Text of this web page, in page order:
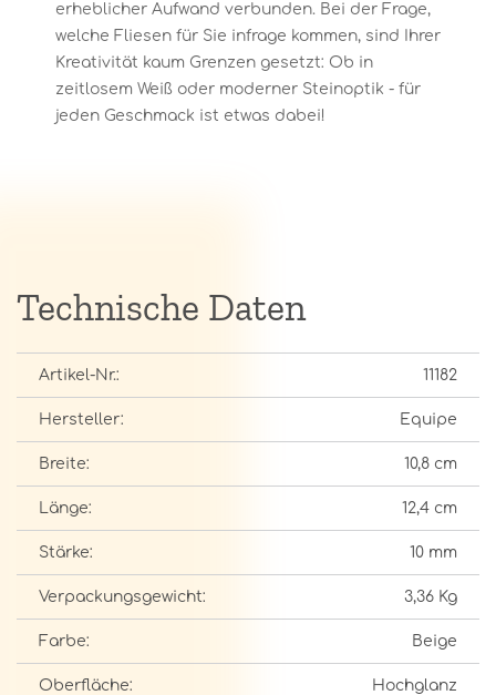
erheblicher Aufwand verbunden. Bei der Frage,
welche Fliesen für Sie infrage kommen, sind Ihrer
Kreativität kaum Grenzen gesetzt: Ob in
zeitlosem Weiß oder moderner Steinoptik - für
jeden Geschmack ist etwas dabei!
Technische Daten
Artikel-Nr.: 11182
Hersteller: Equipe
Breite: 10,8 cm
Länge: 12,4 cm
Stärke: 10 mm
Verpackungsgewicht: 3,36 Kg
Farbe: Beige
Oberfläche: Hochglanz